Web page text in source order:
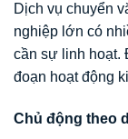
Dịch vụ chuyển
nghiệp lớn có
cần sự linh hoạt.
đoạn hoạt động
Chủ động theo